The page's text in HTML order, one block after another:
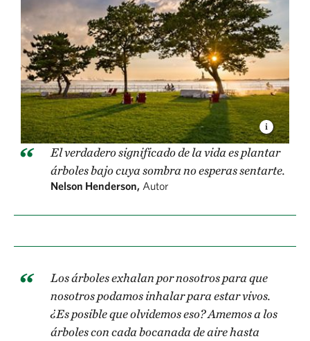
El verdadero significado de la vida es plantar
árboles bajo cuya sombra no esperas sentarte.
Nelson Henderson, Autor
Los árboles exhalan por nosotros para que
nosotros podamos inhalar para estar vivos.
¿Es posible que olvidemos eso? Amemos a los
árboles con cada bocanada de aire hasta